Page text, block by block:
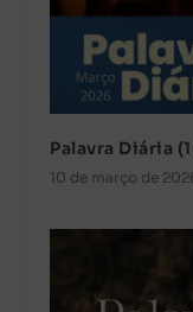
Palavra Diária
10 de março de